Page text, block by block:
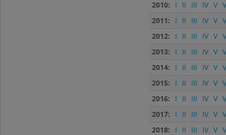
2010:
I II III IV V
2011:
I II III IV V
2012:
I II III IV V
2013:
I II III IV V
2014:
I II III IV V
2015:
I II III IV V
2016:
I II III IV V
2017:
I II III IV V
2018:
I II III IV V